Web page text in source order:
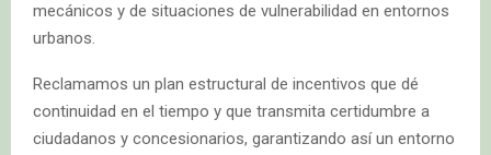
mecánicos y de situaciones de vulnerabilidad en entornos
urbanos.
Reclamamos un plan estructural de incentivos que dé
continuidad en el tiempo y que transmita certidumbre a
ciudadanos y concesionarios, garantizando así un entorno